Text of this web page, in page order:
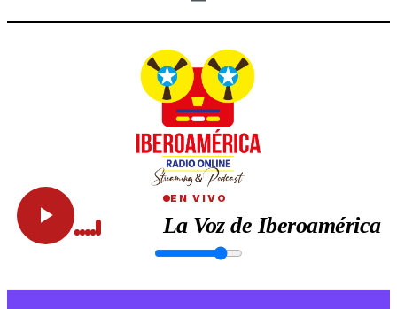
EN VIVO
La Voz de Iberoamérica